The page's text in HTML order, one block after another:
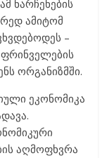
ნარჩენების
ამიტომ
–
ფრინველების
ორგანიზმში.
ეკონომიკა
აღმოფხვრა